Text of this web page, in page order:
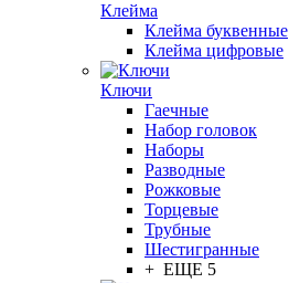
Клейма
Клейма буквенные
Клейма цифровые
Ключи
Гаечные
Набор головок
Наборы
Разводные
Рожковые
Торцевые
Трубные
Шестигранные
+ ЕЩЕ 5